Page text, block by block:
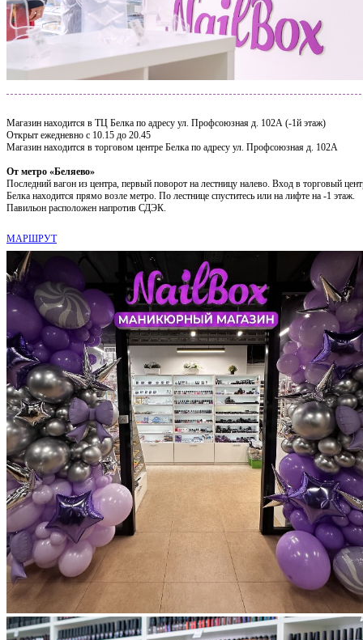
Магазин находится в ТЦ Белка по адресу ул. Профсоюзная д. 102А (-1й этаж)
Открыт ежедневно с 10.15 до 20.45
Магазин находится в торговом центре Белка по адресу ул. Профсоюзная д. 102А
От метро «Беляево»
Последний вагон из центра, первый поворот на лестницу налево. Вход в торговый
Белка находится прямо возле метро. По лестнице спуститесь или на лифте на -1 этаж.
Павильон расположен напротив СДЭК.
МАРШРУТ